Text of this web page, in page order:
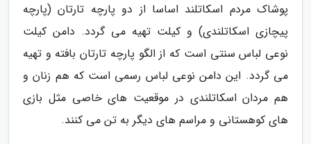
پوشاک مردم اسکاتلند اساسا از دو پارچه تارتان (پارچه
پیچازی اسکاتلندی) و کیلت تهیه می گردد. دامن کیلت
نوعی لباس سنتی است که از الگو پارچه تارتان بافته و تهیه
می گردد. این دامن نوعی لباس رسمی است که هم زنان و
هم مردان اسکاتلندی در موقعیت های خاصی مثل بازی
های کوهستانی و مراسم های دیگر به تن می کنند.